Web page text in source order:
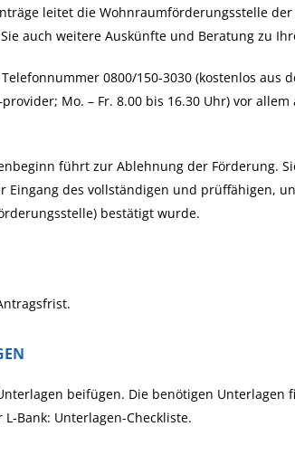
leitet die Wohnraumförderungsstelle
auch weitere Auskünfte und Beratung zu
0800/150-3030 (kostenlos aus
Mo. – Fr. 8.00 bis 16.30 Uhr) vor
führt zur Ablehnung der Förderung.
Eingang des vollständigen und prüffähigen,
bestätigt wurde.
beifügen. Die benötigen Unterlagen
Bank: Unterlagen-Checkliste.